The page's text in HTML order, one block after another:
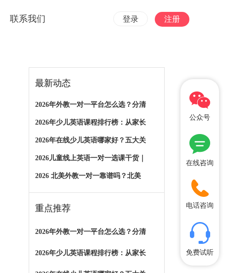
联系我们 登录 注册
最新动态
2026年外教一对一平台怎么选？分清
2026年少儿英语课程排行榜：从家长
2026年在线少儿英语哪家好？五大关
2026儿童线上英语一对一选课干货｜
2026 北美外教一对一靠谱吗？北美
重点推荐
2026年外教一对一平台怎么选？分清
2026年少儿英语课程排行榜：从家长
公众号
在线咨询
电话咨询
免费试听